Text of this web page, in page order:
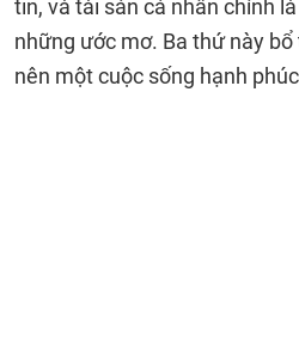
tin, và tài sản cá nhân chính
những ước mơ. Ba thứ này
nên một cuộc sống hạnh